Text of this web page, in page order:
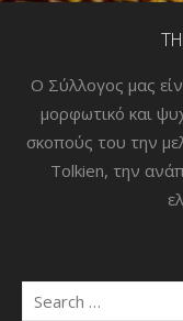
Ο Σύλλογος μας
μορφωτικό και
σκοπούς του την
Tolkien, την